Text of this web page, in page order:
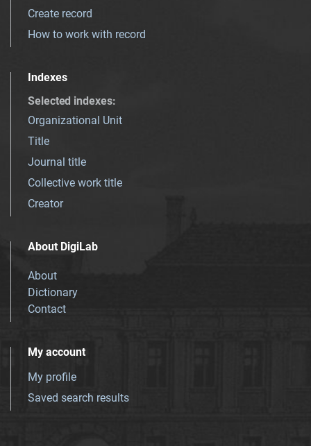
Create record
How to work with record
Indexes
Selected indexes:
Organizational Unit
Title
Journal title
Collective work title
Creator
About DigiLab
About
Dictionary
Contact
My account
My profile
Saved search results